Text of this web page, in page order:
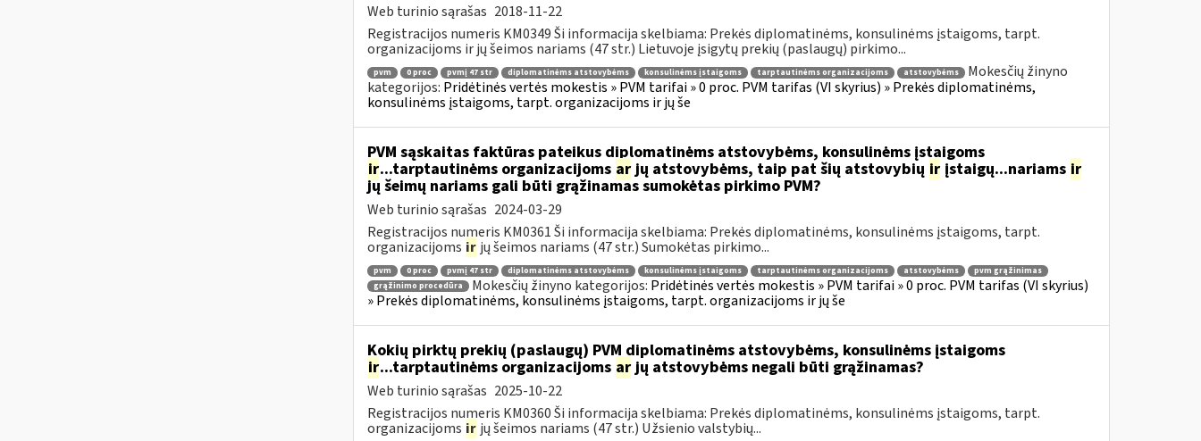
Web turinio sąrašas 2018-11-22
Registracijos numeris KM0349 Ši informacija skelbiama: Prekės diplomatinėms, konsulinėms įstaigoms, tarpt.
organizacijoms ir jų šeimos nariams (47 str.) Lietuvoje įsigytų prekių (paslaugų) pirkimo...
pvm 0 proc pvmį 47 str diplomatinėms atstovybėms konsulinėms įstaigoms tarptautinėms organizacijoms atstovybėms
Mokesčių žinyno
kategorijos: Pridėtinės vertės mokestis » PVM tarifai » 0 proc. PVM tarifas (VI skyrius) » Prekės diplomatinėms,
konsulinėms įstaigoms, tarpt. organizacijoms ir jų še
PVM sąskaitas faktūras pateikus diplomatinėms atstovybėms, konsulinėms įstaigoms
ir...tarptautinėms organizacijoms arjų atstovybėms, taip pat šių atstovybių irįstaigų...nariams ir
jų šeimų nariams gali būti grąžinamas sumokėtas pirkimo PVM?
Web turinio sąrašas 2024-03-29
Registracijos numeris KM0361 Ši informacija skelbiama: Prekės diplomatinėms, konsulinėms įstaigoms, tarpt.
organizacijoms ir jų šeimos nariams (47 str.) Sumokėtas pirkimo...
pvm 0 proc pvmį 47 str diplomatinėms atstovybėms konsulinėms įstaigoms tarptautinėms organizacijoms atstovybėms
pvm grąžinimas
grąžinimo procedūra
Mokesčių žinyno kategorijos: Pridėtinės vertės mokestis » PVM tarifai » 0 proc. PVM tarifas (VI skyrius)
» Prekės diplomatinėms, konsulinėms įstaigoms, tarpt. organizacijoms ir jų še
Kokių pirktų prekių (paslaugų) PVM diplomatinėms atstovybėms, konsulinėms įstaigoms
ir...tarptautinėms organizacijoms arjų atstovybėms negali būti grąžinamas?
Web turinio sąrašas 2025-10-22
Registracijos numeris KM0360 Ši informacija skelbiama: Prekės diplomatinėms, konsulinėms įstaigoms, tarpt.
organizacijoms ir jų šeimos nariams (47 str.) Užsienio valstybių...